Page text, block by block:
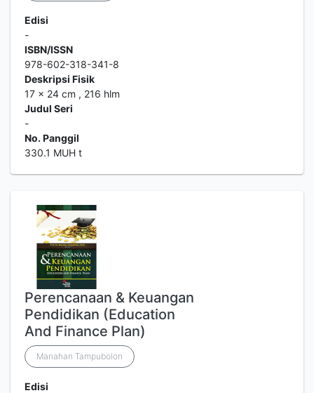
Edisi
-
ISBN/ISSN
978-602-318-341-8
Deskripsi Fisik
17 x 24 cm , 216 hlm
Judul Seri
-
No. Panggil
330.1 MUH t
Perencanaan & Keuangan
Pendidikan (Education
And Finance Plan)
Manahan Tampubolon
Edisi